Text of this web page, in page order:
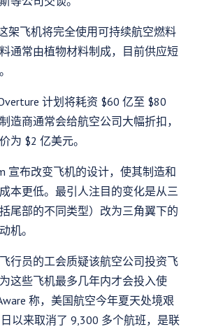
架飞机将完全使用可持续航空燃料
通常由植物材料制成，目前供应短
计划将耗资 $60 亿至 $80
造商通常会给航空公司大幅折扣，
为 $2 亿美元。
宣布改变飞机的设计，使其制造和
本更低。最引人注目的变化是从三
尾部的不同类型）改为三角翼下的
机。
行员的工会质疑该航空公司投资飞
这些飞机最多几年内才会投入使
称，美国航空今年夏天处境艰
以来取消了 9,300 多个航班，是联